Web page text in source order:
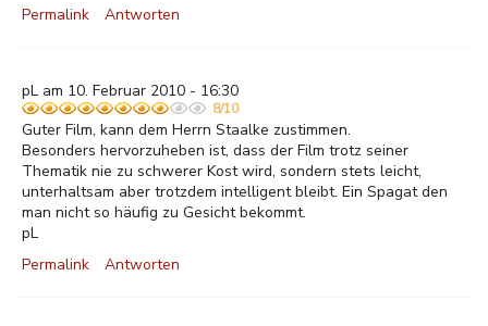
Permalink
Antworten
pL am 10. Februar 2010 - 16:30
8/10
Guter Film, kann dem Herrn Staalke zustimmen.
Besonders hervorzuheben ist, dass der Film trotz seiner
Thematik nie zu schwerer Kost wird, sondern stets leicht,
unterhaltsam aber trotzdem intelligent bleibt. Ein Spagat den
man nicht so häufig zu Gesicht bekommt.
pL
Permalink
Antworten